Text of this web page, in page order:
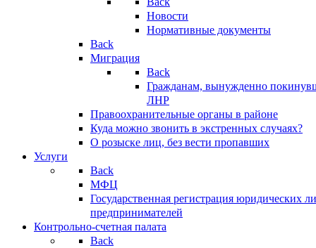
Новости
Нормативные документы
Back
Миграция
Back
Гражданам, вынужденно
ЛНР
Правоохранительные органы в районе
Куда можно звонить в экстренных случаях?
О розыске лиц, без вести пропавших
Услуги
Back
МФЦ
Государственная регистрация юридических
предпринимателей
Контрольно-счетная палата
Back